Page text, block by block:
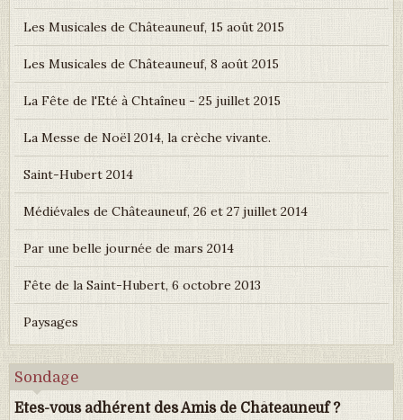
Les Musicales de Châteauneuf, 15 août 2015
Les Musicales de Châteauneuf, 8 août 2015
La Fête de l'Eté à Chtaîneu - 25 juillet 2015
La Messe de Noël 2014, la crèche vivante.
Saint-Hubert 2014
Médiévales de Châteauneuf, 26 et 27 juillet 2014
Par une belle journée de mars 2014
Fête de la Saint-Hubert, 6 octobre 2013
Paysages
Sondage
Etes-vous adhérent des Amis de Châteauneuf ?